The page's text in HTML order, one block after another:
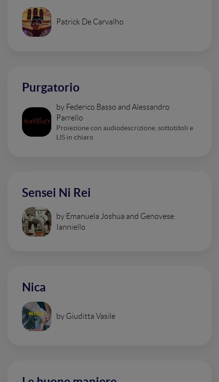
Patrick De Carvalho
Purgatorio
by Federico Basso and Alessandro
Parrello
Proiezione con audiodescrizione, sottotitoli e
LIS in chiaro
Sensei Ni Rei
by Emanuela Joshua and Genovese
Ianniello
Nica
by Giuditta Vasile